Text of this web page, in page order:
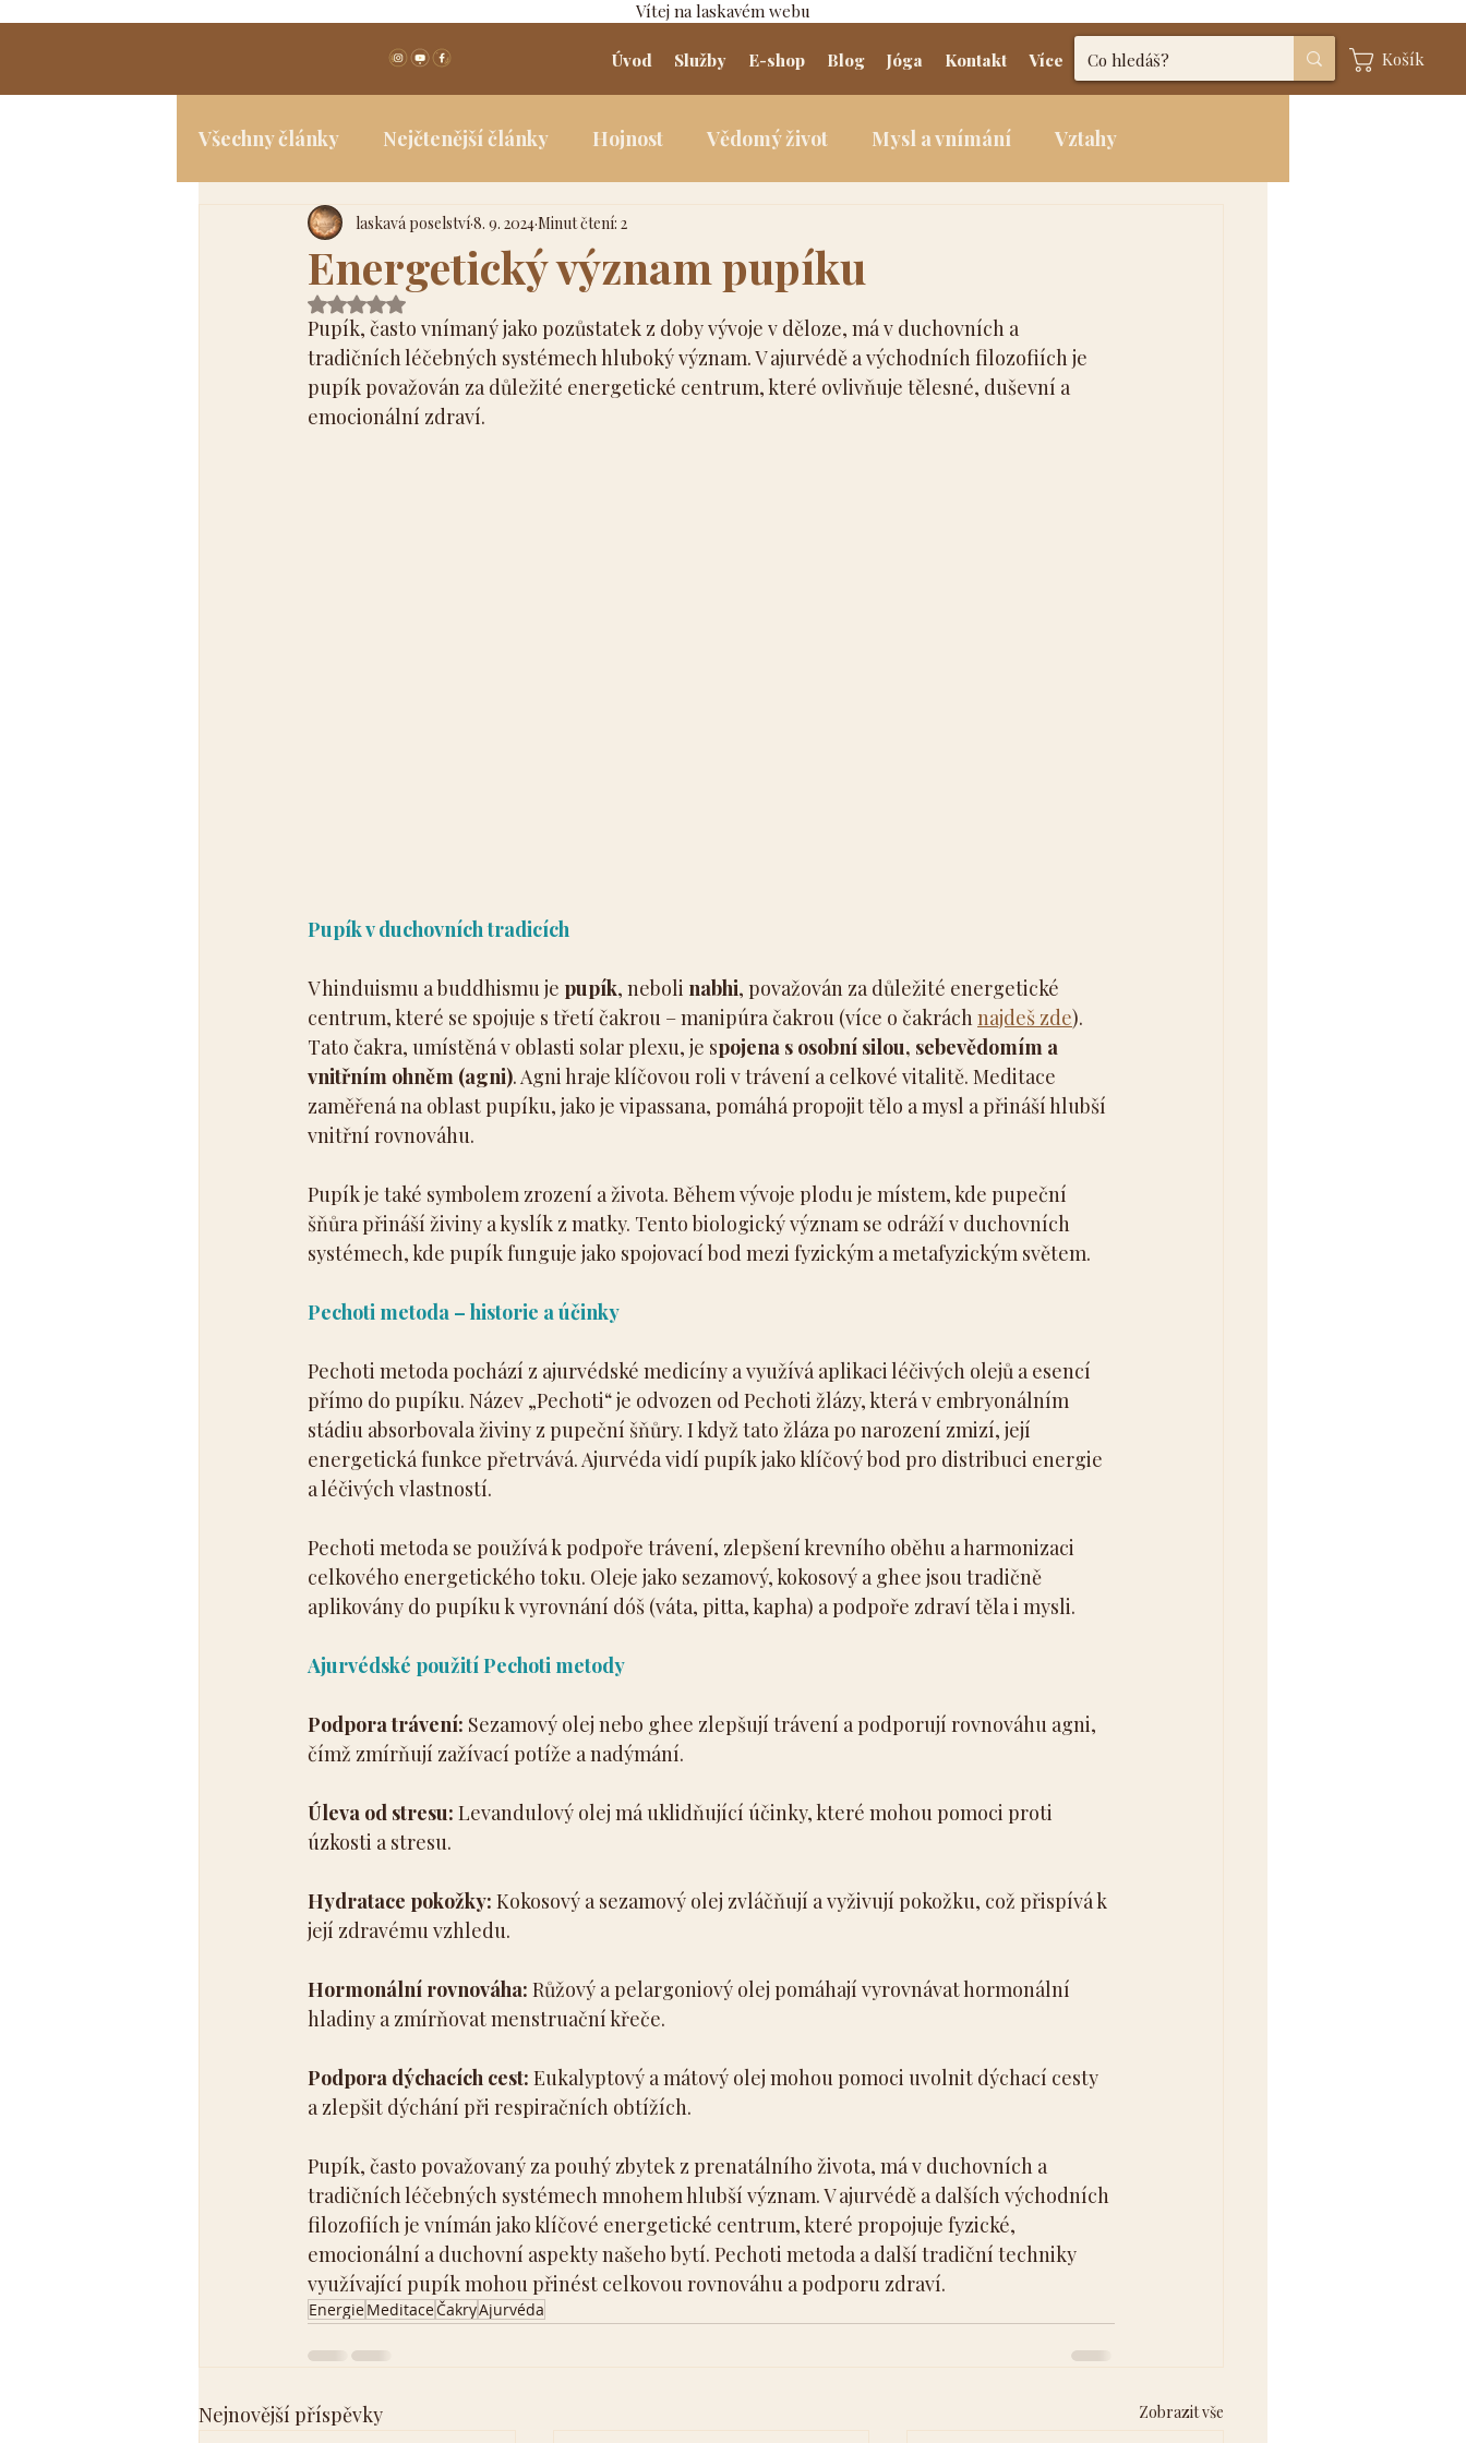
Vítej na laskavém webu
Úvod Služby E-shop Blog Jóga Kontakt Více Košík
Všechny články Nejčtenější články Hojnost Vědomý život Mysl a vnímání Vztahy
Spiritualita Jóga a tělo
Energetický význam pupíku
laskavá poselství8. 9. 2024Minut čtení: 2
Hodnoceno NaN z 5 hvězdiček.
Pupík, často vnímaný jako pozůstatek z doby vývoje v děloze, má v duchovních a
tradičních léčebných systémech hluboký význam. V ajurvédě a východních filozofiích je
pupík považován za důležité energetické centrum, které ovlivňuje tělesné, duševní a
emocionální zdraví.
Pupík v duchovních tradicích
V hinduismu a buddhismu je pupík, neboli nabhi, považován za důležité energetické
centrum, které se spojuje s třetí čakrou – manipúra čakrou (více o čakrách najdeš zde).
Tato čakra, umístěná v oblasti solar plexu, je spojena s osobní silou, sebevědomím a
vnitřním ohněm (agni). Agni hraje klíčovou roli v trávení a celkové vitalitě. Meditace
zaměřená na oblast pupíku, jako je vipassana, pomáhá propojit tělo a mysl a přináší hlubší
vnitřní rovnováhu.
Pupík je také symbolem zrození a života. Během vývoje plodu je místem, kde pupeční
šňůra přináší živiny a kyslík z matky. Tento biologický význam se odráží v duchovních
systémech, kde pupík funguje jako spojovací bod mezi fyzickým a metafyzickým světem.
Pechoti metoda – historie a účinky
Pechoti metoda pochází z ajurvédské medicíny a využívá aplikaci léčivých olejů a esencí
přímo do pupíku. Název „Pechoti“ je odvozen od Pechoti žlázy, která v embryonálním
stádiu absorbovala živiny z pupeční šňůry. I když tato žláza po narození zmizí, její
energetická funkce přetrvává. Ajurvéda vidí pupík jako klíčový bod pro distribuci energie
a léčivých vlastností.
Pechoti metoda se používá k podpoře trávení, zlepšení krevního oběhu a harmonizaci
celkového energetického toku. Oleje jako sezamový, kokosový a ghee jsou tradičně
aplikovány do pupíku k vyrovnání dóš (váta, pitta, kapha) a podpoře zdraví těla i mysli.
Ajurvédské použití Pechoti metody
Podpora trávení: Sezamový olej nebo ghee zlepšují trávení a podporují rovnováhu agni,
čímž zmírňují zažívací potíže a nadýmání.
Úleva od stresu: Levandulový olej má uklidňující účinky, které mohou pomoci proti
úzkosti a stresu.
Hydratace pokožky: Kokosový a sezamový olej zvláčňují a vyživují pokožku, což přispívá k
její zdravému vzhledu.
Hormonální rovnováha: Růžový a pelargoniový olej pomáhají vyrovnávat hormonální
hladiny a zmírňovat menstruační křeče.
Podpora dýchacích cest: Eukalyptový a mátový olej mohou pomoci uvolnit dýchací cesty
a zlepšit dýchání při respiračních obtížích.
Pupík, často považovaný za pouhý zbytek z prenatálního života, má v duchovních a
tradičních léčebných systémech mnohem hlubší význam. V ajurvédě a dalších východních
filozofiích je vnímán jako klíčové energetické centrum, které propojuje fyzické,
emocionální a duchovní aspekty našeho bytí. Pechoti metoda a další tradiční techniky
využívající pupík mohou přinést celkovou rovnováhu a podporu zdraví.
EnergieMeditaceČakryAjurvéda
Nejnovější příspěvky Zobrazit vše